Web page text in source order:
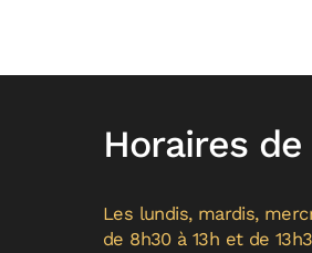
Horaires
Les lundis, mardis,
de 8h30 à 13h et de